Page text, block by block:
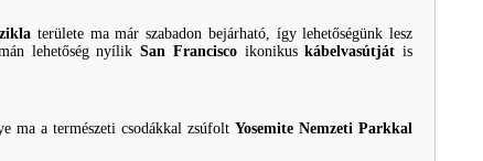
területe ma már szabadon bejárható, így lehetőségünk lesz
lehetőség nyílikSan Franciscoikonikuskábelvasútjátis
ma a természeti csodákkal zsúfolt Yosemite Nemzeti Parkkal